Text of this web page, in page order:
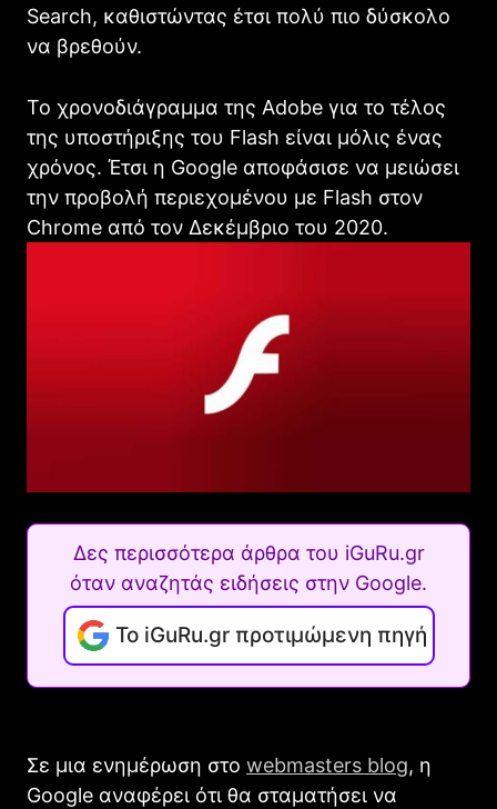
Search, καθιστώντας έτσι πολύ πιο δύσκολο
να βρεθούν.
Το χρονοδιάγραμμα της Adobe για το τέλος
της υποστήριξης του Flash είναι μόλις ένας
χρόνος. Έτσι η Google αποφάσισε να μειώσει
την προβολή περιεχομένου με Flash στον
Chrome από τον Δεκέμβριο του 2020.
Δες περισσότερα άρθρα του iGuRu.gr
όταν αναζητάς ειδήσεις στην Google.
Το iGuRu.gr προτιμώμενη πηγή
Σε μια ενημέρωση στο webmasters blog, η
Google αναφέρει ότι θα σταματήσει να